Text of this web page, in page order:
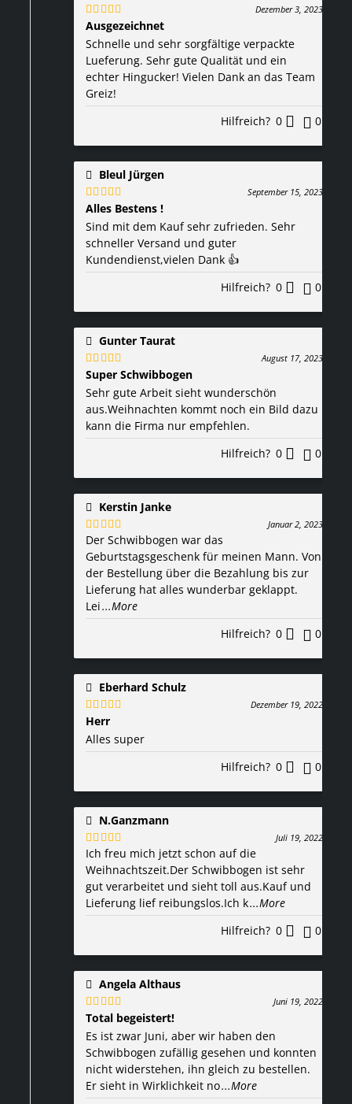
Bewertet
mit5
Dezember 3, 2023
Ausgezeichnet
Schnelle und sehr sorgfältige verpackte
Lueferung. Sehr gute Qualität und ein
echter Hingucker! Vielen Dank an das Team
Greiz!
Hilfreich? 0 0
Bleul Jürgen
Bewertet
September 15, 2023
Alles Bestens !
Sind mit dem Kauf sehr zufrieden. Sehr
schneller Versand und guter
Kundendienst,vielen Dank 👍
Hilfreich? 0 0
Gunter Taurat
Bewertet
mit
August 17, 2023
Super Schwibbogen
Sehr gute Arbeit sieht wunderschön
aus.Weihnachten kommt noch ein Bild dazu
kann die Firma nur empfehlen.
Hilfreich? 0 0
Kerstin Janke
Bewertet
mit
von 5
Januar 2, 2023
Der Schwibbogen war das
Geburtstagsgeschenk für meinen Mann. Von
der Bestellung über die Bezahlung bis zur
Lieferung hat alles wunderbar geklappt.
Lei...More
Hilfreich? 0 0
Eberhard Schulz
Bewertet
Dezember 19, 2022
Herr
Alles super
Hilfreich? 0 0
N.Ganzmann
Bewertet
mit5 von 5
Juli 19, 2022
Ich freu mich jetzt schon auf die
Weihnachtszeit.Der Schwibbogen ist sehr
gut verarbeitet und sieht toll aus.Kauf und
Lieferung lief reibungslos.Ich k...More
Hilfreich? 0 0
Angela Althaus
Bewertet
von 5
Juni 19, 2022
Total begeistert!
Es ist zwar Juni, aber wir haben den
Schwibbogen zufällig gesehen und konnten
nicht widerstehen, ihn gleich zu bestellen.
Er sieht in Wirklichkeit no...More